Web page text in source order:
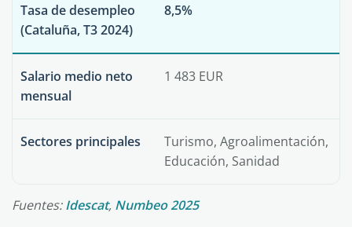
Tasa de desempleo
(Cataluña, T3 2024)
8,5%
Salario medio neto
mensual
1 483 EUR
Sectores principales
Turismo, Agroalimentación,
Educación, Sanidad
Fuentes:Idescat, Numbeo 2025